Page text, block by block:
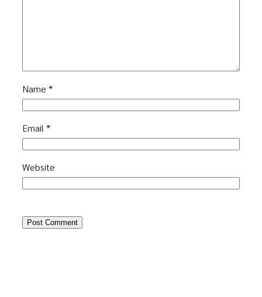
Name *
Email *
Website